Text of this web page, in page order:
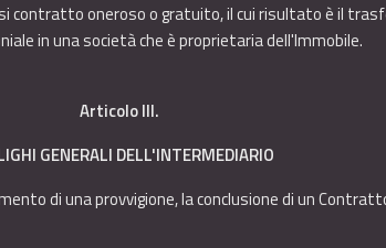
contratto oneroso o gratuito, il cui risultato è il
in una società che è proprietaria dell'Immobile.
Articolo III.
GENERALI DELL'INTERMEDIARIO
di una provvigione, la conclusione di un